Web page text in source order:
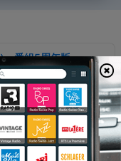
-番組5周年版-